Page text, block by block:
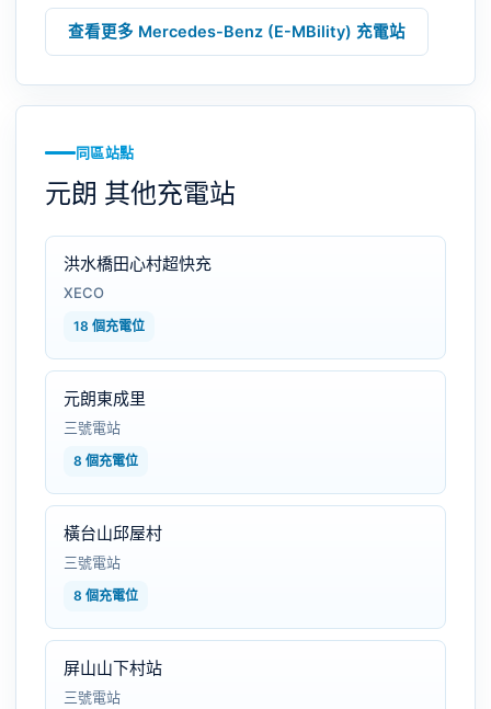
查看更多 Mercedes-Benz (E-MBility) 充電站
同區站點
元朗 其他充電站
洪水橋田心村超快充
XECO
18 個充電位
元朗東成里
三號電站
8 個充電位
橫台山邱屋村
三號電站
8 個充電位
屏山山下村站
三號電站